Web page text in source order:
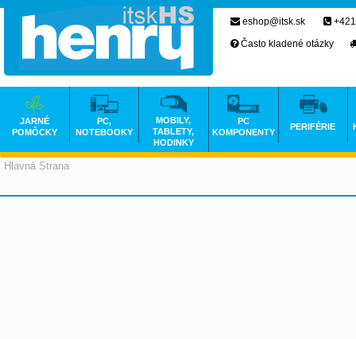
Hlavná Strana
eshop@itsk.sk
Často kladené otázky
JARNÉ
POMÔCKY
PC,
NOTEBOOKY
MOBILY,
TABLETY,
HODINKY
PC
KOMPONENTY
PERIFÉRIE